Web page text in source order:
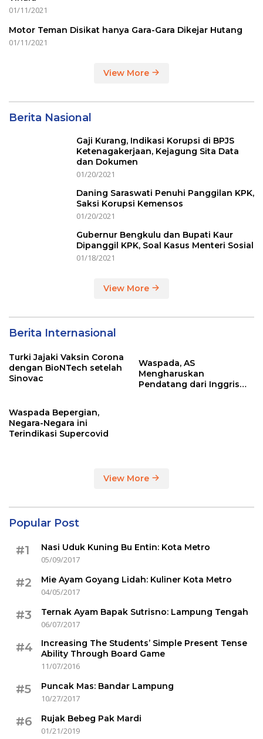
01/11/2021
Motor Teman Disikat hanya Gara-Gara Dikejar Hutang
01/11/2021
View More
Berita Nasional
Gaji Kurang, Indikasi Korupsi di BPJS
Ketenagakerjaan, Kejagung Sita Data
dan Dokumen
01/20/2021
Daning Saraswati Penuhi Panggilan KPK,
Saksi Korupsi Kemensos
01/20/2021
Gubernur Bengkulu dan Bupati Kaur
Dipanggil KPK, Soal Kasus Menteri Sosial
01/18/2021
View More
Berita Internasional
Turki Jajaki Vaksin Corona
dengan BioNTech setelah
Sinovac
Waspada, AS
Mengharuskan
Pendatang dari Inggris
Waspada Bepergian,
Negara-Negara ini
Terindikasi Supercovid
View More
Popular Post
#1
Nasi Uduk Kuning Bu Entin: Kota Metro
05/09/2017
#2
Mie Ayam Goyang Lidah: Kuliner Kota Metro
04/05/2017
#3
Ternak Ayam Bapak Sutrisno: Lampung Tengah
06/07/2017
#4
Increasing The Students’ Simple Present Tense
Ability Through Board Game
11/07/2016
#5
Puncak Mas: Bandar Lampung
10/27/2017
#6
Rujak Bebeg Pak Mardi
01/21/2019